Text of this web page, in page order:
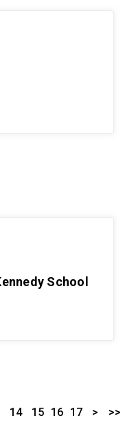
School
14 15 16 17 > >>